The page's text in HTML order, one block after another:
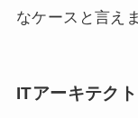
なケースと言え
ITアーキテクト